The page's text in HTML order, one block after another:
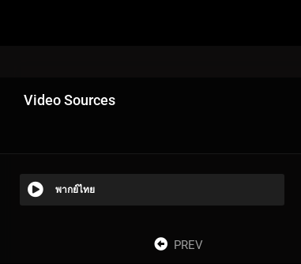
Video Sources
พากย์ไทย
PREV